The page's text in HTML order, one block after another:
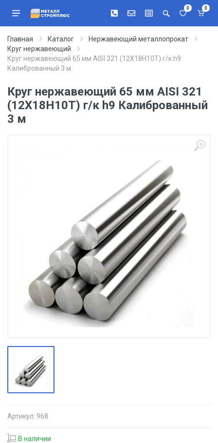
0 0
Главная Каталог
Нержавеющий металлопрокат
Круг нержавеющий
Круг нержавеющий 65 мм AISI 321 (12Х18Н10Т) г/к h9
Калиброванный 3 м
Круг нержавеющий 65 мм AISI 321
(12Х18Н10Т) г/к h9 Калиброванный
3 м
Артикул: 968
В наличии